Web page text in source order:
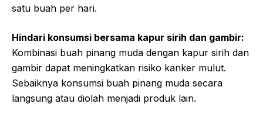
satu buah per hari.
Hindari konsumsi bersama kapur sirih dan gambir:
Kombinasi buah pinang muda dengan kapur sirih dan
gambir dapat meningkatkan risiko kanker mulut.
Sebaiknya konsumsi buah pinang muda secara
langsung atau diolah menjadi produk lain.